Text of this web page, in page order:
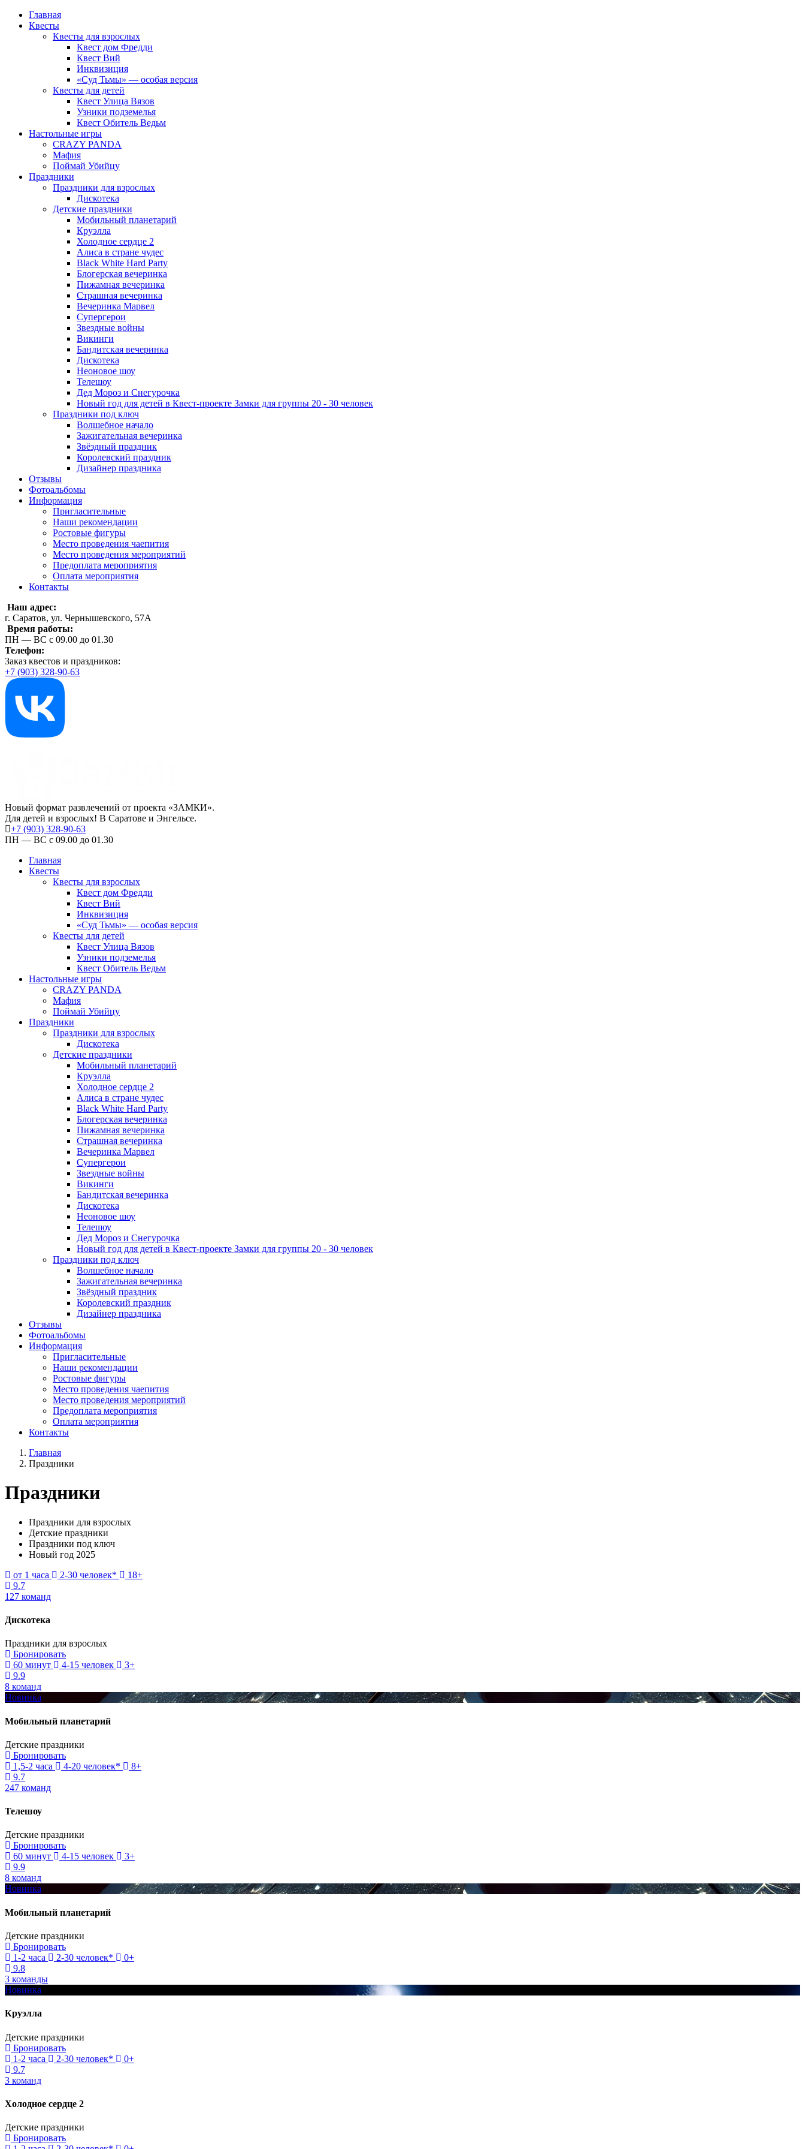
Главная
Квесты
Квесты для взрослых
Квест дом Фредди
Квест Вий
Инквизиция
«Суд Тьмы» — особая версия
Квесты для детей
Квест Улица Вязов
Узники подземелья
Квест Обитель Ведьм
Настольные игры
CRAZY PANDA
Мафия
Поймай Убийцу
Праздники
Праздники для взрослых
Дискотека
Детские праздники
Мобильный планетарий
Круэлла
Холодное сердце 2
Алиса в стране чудес
Black White Hard Party
Блогерская вечеринка
Пижамная вечеринка
Страшная вечеринка
Вечеринка Марвел
Супергерои
Звездные войны
Викинги
Бандитская вечеринка
Дискотека
Неоновое шоу
Телешоу
Дед Мороз и Снегурочка
Новый год для детей в Квест-проекте Замки для группы 20 - 30 человек
Праздники под ключ
Волшебное начало
Зажигательная вечеринка
Звёздный праздник
Королевский праздник
Дизайнер праздника
Отзывы
Фотоальбомы
Информация
Пригласительные
Наши рекомендации
Ростовые фигуры
Место проведения чаепития
Место проведения мероприятий
Предоплата мероприятия
Оплата мероприятия
Контакты
Наш адрес:
г. Саратов, ул. Чернышевского, 57А
Время работы:
ПН — ВС с 09.00 до 01.30
Телефон:
Заказ квестов и праздников:
+7 (903) 328-90-63
Новый формат развлечений от проекта «ЗАМКИ».
Для детей и взрослых! В Саратове и Энгельсе.
+7 (903) 328-90-63
ПН — ВС с 09.00 до 01.30
Главная
Квесты
Квесты для взрослых
Квест дом Фредди
Квест Вий
Инквизиция
«Суд Тьмы» — особая версия
Квесты для детей
Квест Улица Вязов
Узники подземелья
Квест Обитель Ведьм
Настольные игры
CRAZY PANDA
Мафия
Поймай Убийцу
Праздники
Праздники для взрослых
Дискотека
Детские праздники
Мобильный планетарий
Круэлла
Холодное сердце 2
Алиса в стране чудес
Black White Hard Party
Блогерская вечеринка
Пижамная вечеринка
Страшная вечеринка
Вечеринка Марвел
Супергерои
Звездные войны
Викинги
Бандитская вечеринка
Дискотека
Неоновое шоу
Телешоу
Дед Мороз и Снегурочка
Новый год для детей в Квест-проекте Замки для группы 20 - 30 человек
Праздники под ключ
Волшебное начало
Зажигательная вечеринка
Звёздный праздник
Королевский праздник
Дизайнер праздника
Отзывы
Фотоальбомы
Информация
Пригласительные
Наши рекомендации
Ростовые фигуры
Место проведения чаепития
Место проведения мероприятий
Предоплата мероприятия
Оплата мероприятия
Контакты
Главная
Праздники
Праздники
Праздники для взрослых
Детские праздники
Праздники под ключ
Новый год 2025
от 1 часа
2-30 человек*
18+
9.7
127 команд
Дискотека
Праздники для взрослых
Бронировать
60 минут
4-15 человек
3+
9.9
8 команд
Новинка
Мобильный планетарий
Детские праздники
Бронировать
1,5-2 часа
4-20 человек*
8+
9.7
247 команд
Телешоу
Детские праздники
Бронировать
60 минут
4-15 человек
3+
9.9
8 команд
Новинка
Мобильный планетарий
Детские праздники
Бронировать
1-2 часа
2-30 человек*
0+
9.8
3 команды
Новинка
Круэлла
Детские праздники
Бронировать
1-2 часа
2-30 человек*
0+
9.7
3 команд
Холодное сердце 2
Детские праздники
Бронировать